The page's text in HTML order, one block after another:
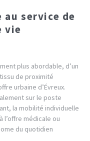
au service de
vie
plus abordable, d’un
de proximité
urbaine d’Évreux.
sur le poste
la mobilité individuelle
l’offre médicale ou
du quotidien